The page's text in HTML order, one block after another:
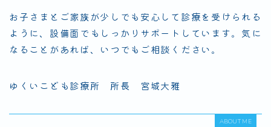
お子さまとご家族が少しでも安心して診療を受けられる
ように、設備面でもしっかりサポートしています。気に
なることがあれば、いつでもご相談ください。
ゆくいこども診療所 所長 宮城大雅
ABOUT ME